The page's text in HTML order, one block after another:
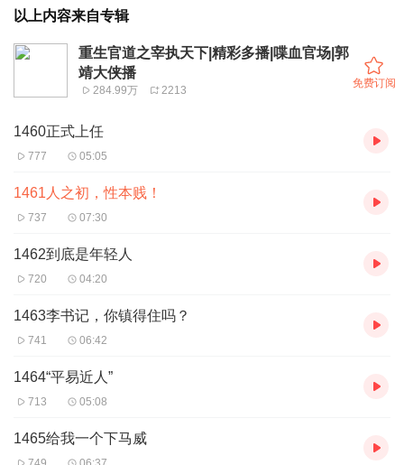
以上内容来自专辑
重生官道之宰执天下|精彩多播|喋血官场|郭
靖大侠播
284.99万 2213
免费订阅
1460正式上任
777 05:05
1461人之初，性本贱！
737 07:30
1462到底是年轻人
720 04:20
1463李书记，你镇得住吗？
741 06:42
1464“平易近人”
713 05:08
1465给我一个下马威